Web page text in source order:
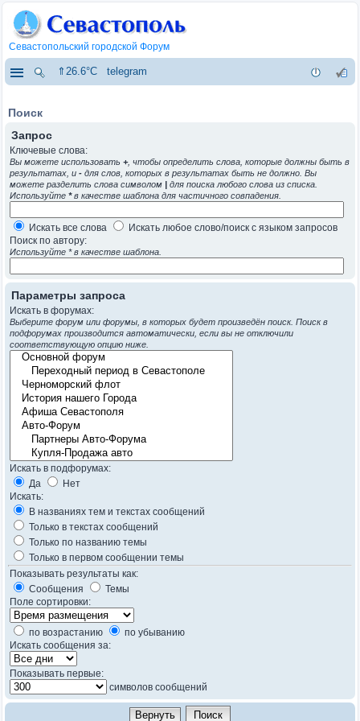
Севастопольский городской Форум
⇑26.6°C telegram
Поиск
Запрос
Ключевые слова:
Вы можете использовать +, чтобы определить слова, которые должны быть в
результатах, и - для слов, которых в результатах быть не должно. Вы
можете разделить слова символом | для поиска любого слова из списка.
Используйте *в качестве шаблона для частичного совпадения.
Искать все слова
Искать любое слово/поиск с языком запросов
Поиск по автору:
Используйте * в качестве шаблона.
Параметры запроса
Искать в форумах:
Выберите форум или форумы, в которых будет произведён поиск. Поиск в
подфорумах производится автоматически, если вы не отключили
соответствующую опцию ниже.
Искать в подфорумах:
Да
Нет
Искать:
В названиях тем и текстах сообщений
Только в текстах сообщений
Только по названию темы
Только в первом сообщении темы
Показывать результаты как:
Сообщения
Темы
Поле сортировки:
по возрастанию
по убыванию
Искать сообщения за:
Показывать первые:
символов сообщений